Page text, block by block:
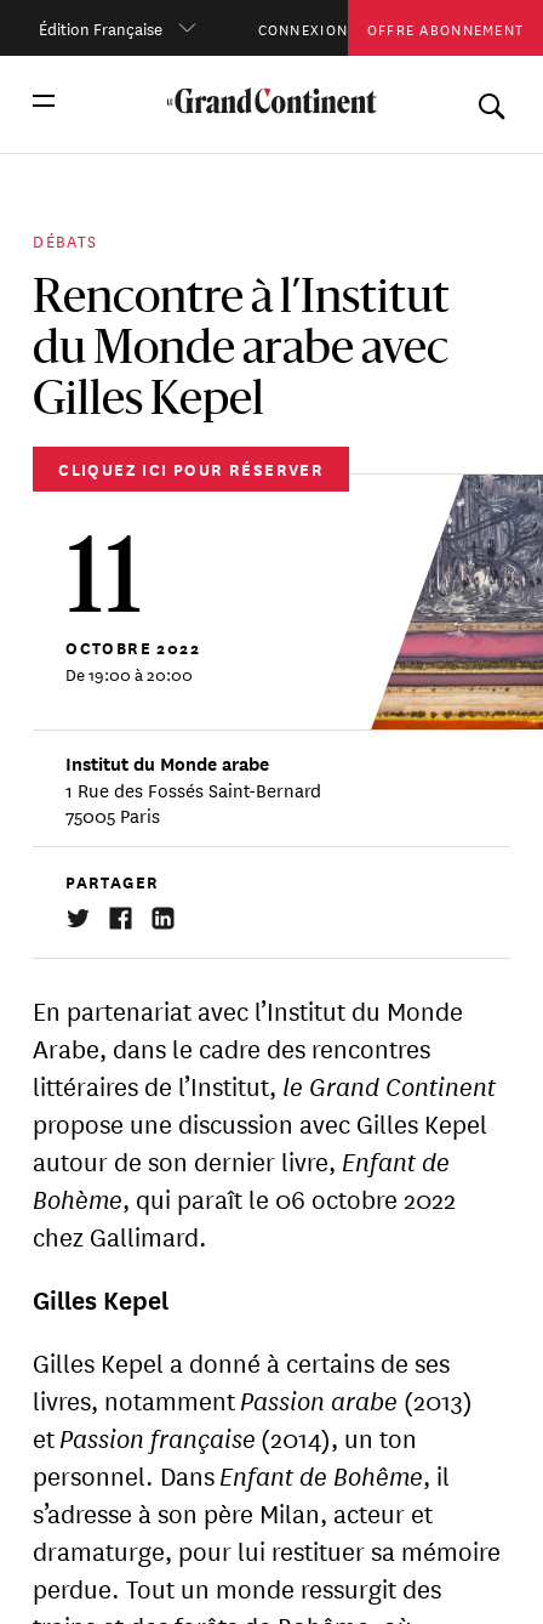
Édition Française CONNEXION OFFRE ABONNEMENT
DÉBATS
Rencontre à l’Institut
du Monde arabe avec
Gilles Kepel
CLIQUEZ ICI POUR RÉSERVER
11
OCTOBRE 2022
De 19:00 à 20:00
Institut du Monde arabe
1 Rue des Fossés Saint-Bernard
75005 Paris
PARTAGER
En partenariat avec l’Institut du Monde
Arabe, dans le cadre des rencontres
littéraires de l’Institut, le Grand Continent
propose une discussion avec Gilles Kepel
autour de son dernier livre, Enfant de
Bohème, qui paraît le 06 octobre 2022
chez Gallimard.
Gilles Kepel
Gilles Kepel a donné à certains de ses
livres, notammentPassion arabe (2013)
etPassion française (2014), un ton
personnel. DansEnfant de Bohême, il
s’adresse à son père Milan, acteur et
dramaturge, pour lui restituer sa mémoire
perdue. Tout un monde ressurgit des